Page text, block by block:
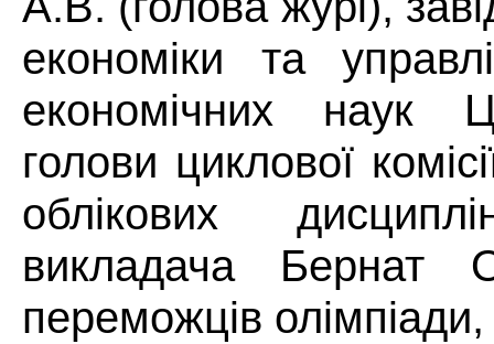
економіки та
економічних наук
голови циклової
облікових
викладача Бернат
переможців